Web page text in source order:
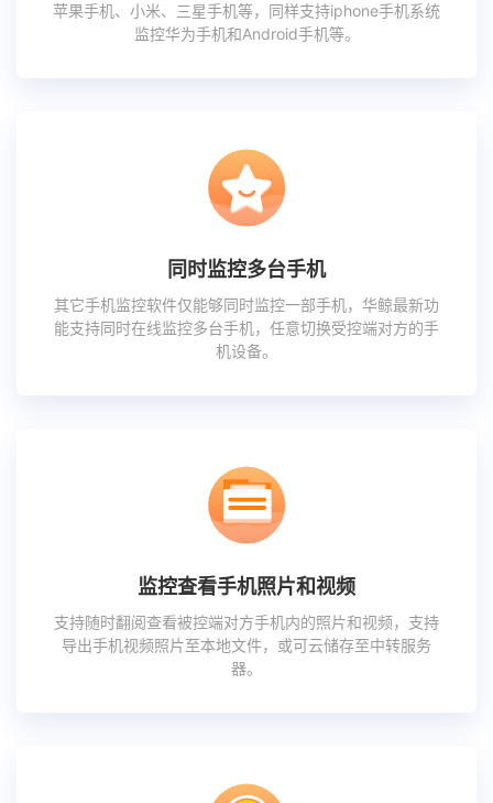
苹果手机、小米、三星手机等，同样支持iphone手机系统
监控华为手机和Android手机等。
同时监控多台手机
其它手机监控软件仅能够同时监控一部手机，华鲸最新功
能支持同时在线监控多台手机，任意切换受控端对方的手
机设备。
监控查看手机照片和视频
支持随时翻阅查看被控端对方手机内的照片和视频，支持
导出手机视频照片至本地文件，或可云储存至中转服务
器。